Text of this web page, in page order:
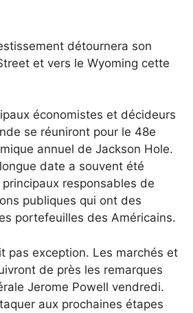
détournera son
et vers le Wyoming cette
économistes et décideurs
se réuniront pour le 48e
annuel de Jackson Hole.
date a souvent été
principaux responsables de
publiques qui ont des
portefeuilles des Américains.
pas exception. Les marchés et
de près les remarques
Jerome Powell vendredi.
aux prochaines étapes